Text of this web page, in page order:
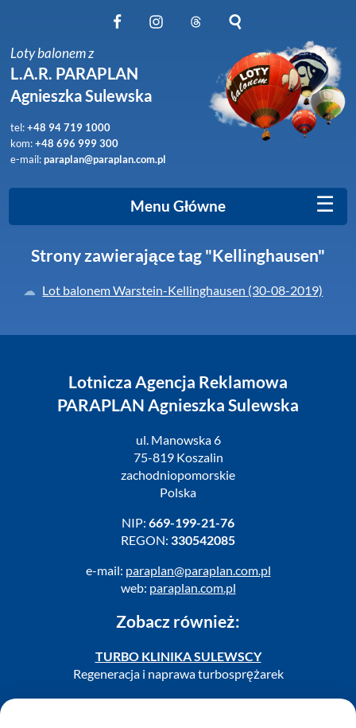
Obserwuj nas na Instagram
Obserwuj nas na Threads
Szukaj na stronie
Loty balonem z
L.A.R. PARAPLAN
Agnieszka Sulewska
tel:+48 94 719 1000
kom:+48 696 999 300
e-mail:paraplan@paraplan.com.pl
Menu Główne ☰
Strony zawierające tag "Kellinghausen"
Lot balonem Warstein-Kellinghausen (30-08-2019)
Lotnicza Agencja Reklamowa
PARAPLAN Agnieszka Sulewska
ul. Manowska 6
75-819 Koszalin
zachodniopomorskie
Polska
NIP: 669-199-21-76
REGON: 330542085
e-mail: paraplan@paraplan.com.pl
web: paraplan.com.pl
Zobacz również:
TURBO KLINIKA SULEWSCY
Regeneracja i naprawa turbosprężarek
AUTO SERWIS SULEWSCY